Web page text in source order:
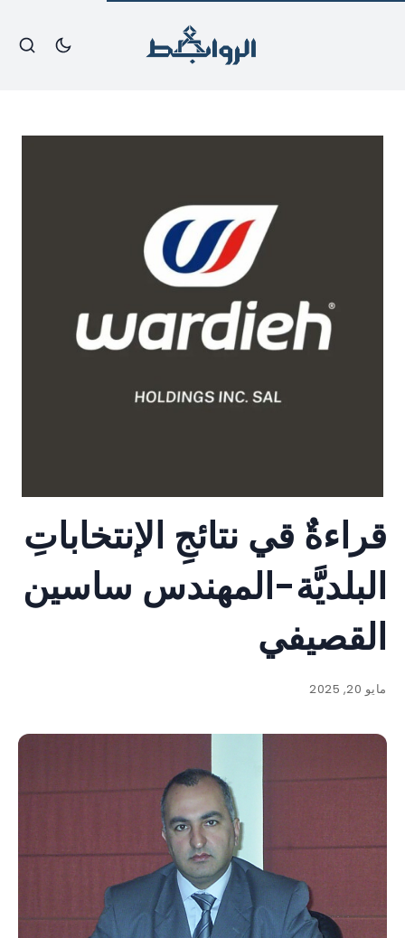
قراءةٌ قي نتائجِ الإنتخاباتِ
البلديَّة-المهندس ساسين
القصيفي
مايو 20, 2025